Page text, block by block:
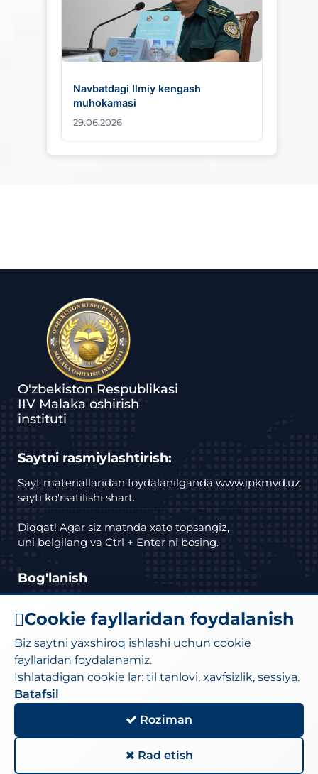
Navbatdagi Ilmiy kengash
muhokamasi
29.06.2026
Cookie fayllaridan foydalanish
Biz saytni yaxshiroq ishlashi uchun cookie
fayllaridan foydalanamiz.
Ishlatadigan cookie lar: til tanlovi, xavfsizlik, sessiya.
Batafsil
Roziman
Rad etish
O'zbekiston Respublikasi
IIV Malaka oshirish
instituti
Saytni rasmiylashtirish:
Sayt materiallaridan foydalanilganda www.ipkmvd.uz
sayti ko'rsatilishi shart.
Diqqat! Agar siz matnda xato topsangiz,
uni belgilang va Ctrl + Enter ni bosing.
Bog'lanish
Husayn Boyqaro ko'chasi, 27a-uy.
Telefon :(71) 295-34-18 , (71)295-34-19
Elektron pochta:moi@iiv.uz
kanselariya@exat.uz